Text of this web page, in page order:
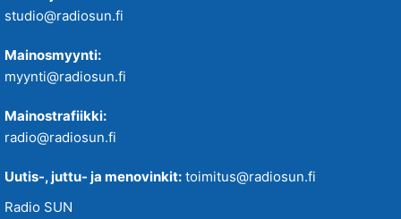
studio@radiosun.fi
Mainosmyynti:
myynti@radiosun.fi
Mainostrafiikki:
radio@radiosun.fi
Uutis-, juttu- ja menovinkit: toimitus@radiosun.fi
Radio SUN